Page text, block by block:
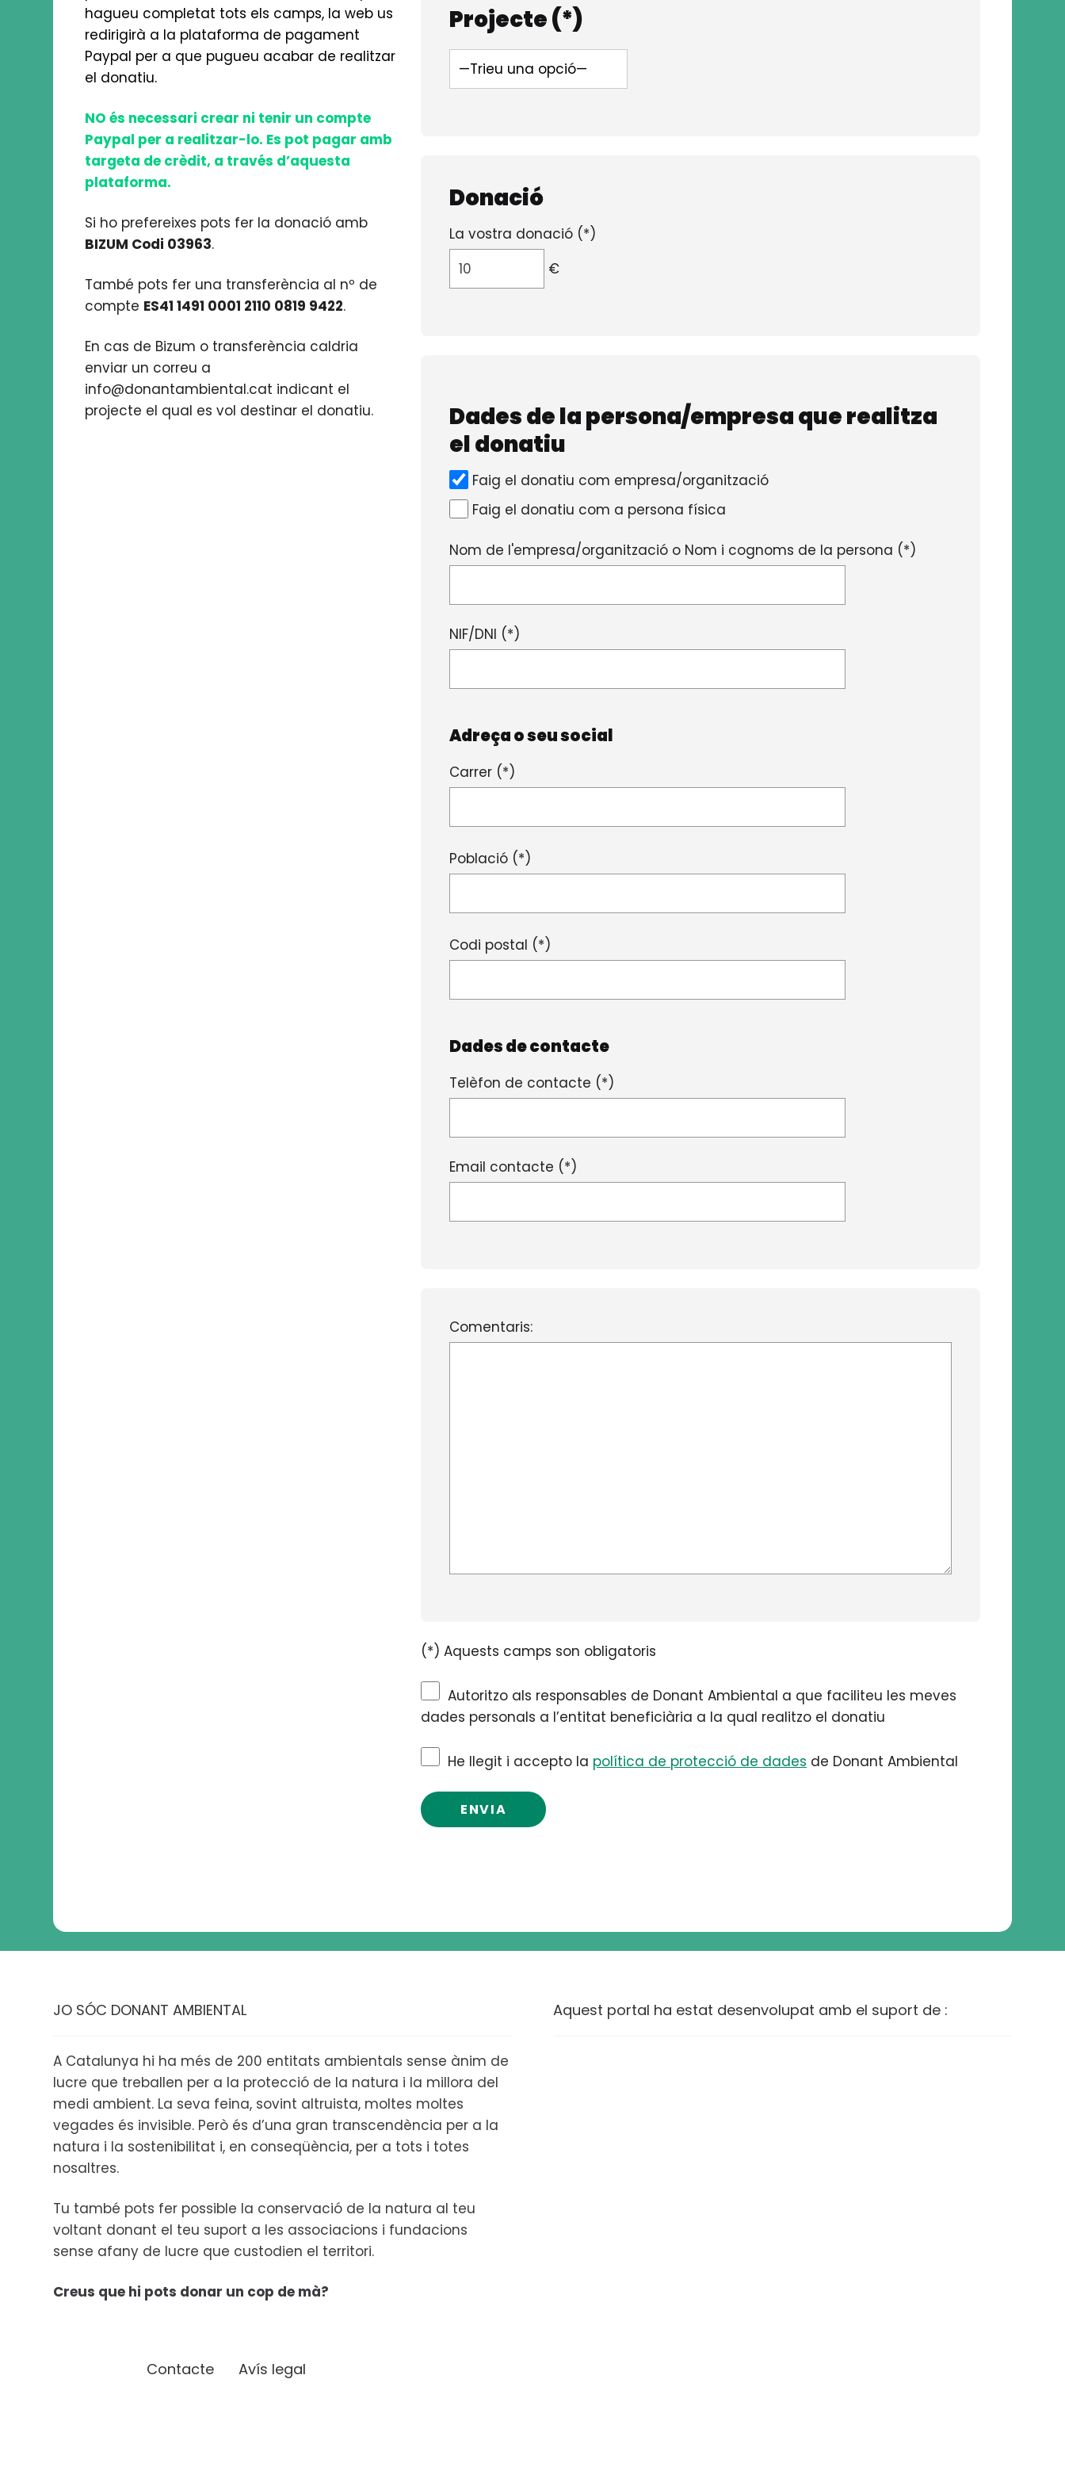
hagueu completat tots els camps, la web us
redirigirà a la plataforma de pagament
Paypal per a que pugueu acabar de realitzar
el donatiu.
NO és necessari crear ni tenir un compte
Paypal per a realitzar-lo. Es pot pagar amb
targeta de crèdit, a través d’aquesta
plataforma.
Si ho prefereixes pots fer la donació amb
BIZUM Codi 03963.
També pots fer una transferència al nº de
compte ES41 1491 0001 2110 0819 9422.
En cas de Bizum o transferència caldria
enviar un correu a
info@donantambiental.cat indicant el
projecte el qual es vol destinar el donatiu.
Projecte (*)
Donació
La vostra donació (*)
€
Dades de la persona/empresa que realitza
el donatiu
Faig el donatiu com empresa/organització
Faig el donatiu com a persona física
Nom de l'empresa/organització o Nom i cognoms de la persona (*)
NIF/DNI (*)
Adreça o seu social
Carrer (*)
Població (*)
Codi postal (*)
Dades de contacte
Telèfon de contacte (*)
Email contacte (*)
Comentaris:
(*) Aquests camps son obligatoris
Autoritzo als responsables de Donant Ambiental a que faciliteu les meves
dades personals a l’entitat beneficiària a la qual realitzo el donatiu
He llegit i accepto la política de protecció de dades de Donant Ambiental
JO SÓC DONANT AMBIENTAL
A Catalunya hi ha més de 200 entitats ambientals sense ànim de
lucre que treballen per a la protecció de la natura i la millora del
medi ambient. La seva feina, sovint altruista, moltes moltes
vegades és invisible. Però és d’una gran transcendència per a la
natura i la sostenibilitat i, en conseqüència, per a tots i totes
nosaltres.
Tu també pots fer possible la conservació de la natura al teu
voltant donant el teu suport a les associacions i fundacions
sense afany de lucre que custodien el territori.
Creus que hi pots donar un cop de mà?
Contacte Avís legal
Aquest portal ha estat desenvolupat amb el suport de :